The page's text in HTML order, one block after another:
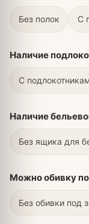
Без полок С
Наличие
С
Наличие
Без ящика для
Можно обивку
Без обивки под